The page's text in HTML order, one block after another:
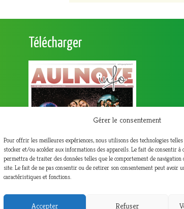
Gérer le consentement
Pour offrir les meilleures expériences, nous utilisons des technologies
stocker et/ou accéder aux informations des appareils. Le fait de consentir à
permettra de traiter des données telles que le comportement de navigation
site. Le fait de ne pas consentir ou de retirer son consentement peut avoir
caractéristiques et fonctions.
Accepter Refuser
Télécharger